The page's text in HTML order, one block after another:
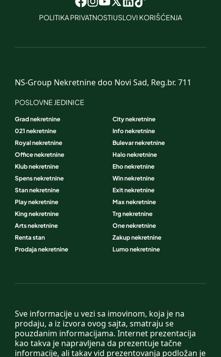
POLITIKA PRIVATNOSTIUSLOVI KORIŠĆENJA
Sve informacije u vezi sa imovinom, koja je na
prodaju, a iz izvora ovog sajta, smatraju se
pouzdanim informacijama. Internet prezentacija
kao takva je napravljena da prezentuje tačne
informacije, ali takav vid prezentovanja podložan je
NS-Group Nekretnine doo Novi Sad, Reg.br. 711
POSLOVNE JEDINICE
Grad nekretnine
City nekretnine
021 nekretnine
Info nekretnine
Royal nekretnine
Bulevar nekretnine
Office nekretnine
Halo nekretnine
Klub nekretnine
Eho nekretnine
Spens nekretnine
Win nekretnine
Stan nekretnine
Exit nekretnine
Play nekretnine
Max nekretnine
King nekretnine
Trg nekretnine
Arts nekretnine
One nekretnine
Renta stan
Zakup nekretnine
Prodaja nekretnine
Lumo nekretnine